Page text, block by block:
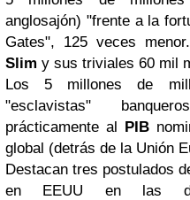
anglosajón) "frente a la
Gates", 125 veces
Slim y sus triviales 60 mil
Los 5 millones de
"esclavistas"
prácticamente al PIB
global (detrás de la Unión
Destacan tres postulados
en EEUU en las